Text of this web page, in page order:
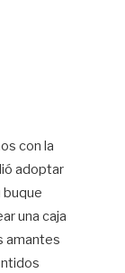
con la
adoptar
buque
una caja
amantes